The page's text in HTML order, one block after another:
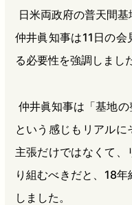
k
日米両政府の普天間基
仲井眞知事は11日の
る必要性を強調しまし
仲井眞知事は「基地
という感じもリアル
主張だけではなくて、
り組むべきだと、18
しました。